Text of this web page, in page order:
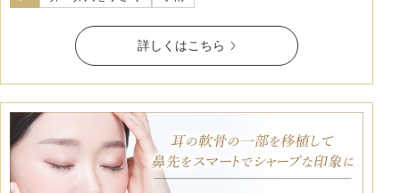
詳しくはこちら